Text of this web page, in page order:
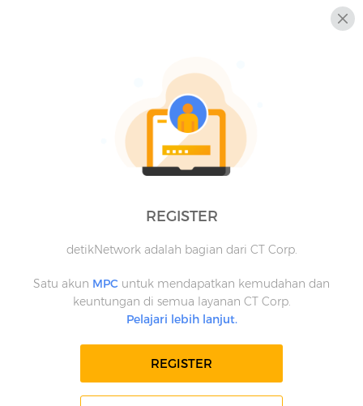
REGISTER
detikNetwork adalah bagian dari CT Corp.
Satu akun MPC untuk mendapatkan kemudahan dan
keuntungan di semua layanan CT Corp.
Pelajari lebih lanjut.
REGISTER